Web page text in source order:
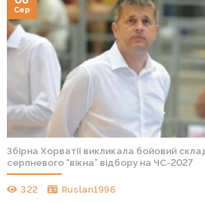
Збірна Хорватії викликала бойовий
серпневого “вікна” відбору на ЧС-2027
322 Ruslan1996
Сер